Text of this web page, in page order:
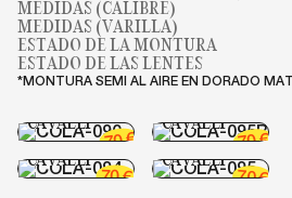
MEDIDAS (CALIBRE)
MEDIDAS (VARILLA)
ESTADO DE LA MONTURA
ESTADO DE LAS LENTES
*MONTURA SEMI AL AIRE EN DORADO
COLA-090
CAVALLI
70€
COLA-095B
CAVALLI
70€
COLA-094
JUST
CAVALLI
70€
COLA-095
JUST
CAVALLI
70€